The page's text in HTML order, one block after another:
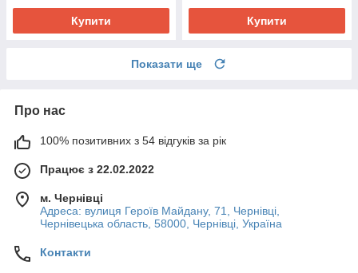
Купити Купити
Показати ще
Про нас
100% позитивних з 54 відгуків за рік
Працює з 22.02.2022
м. Чернівці
Адреса: вулиця Героїв Майдану, 71, Чернівці,
Чернівецька область, 58000, Чернівці, Україна
Контакти